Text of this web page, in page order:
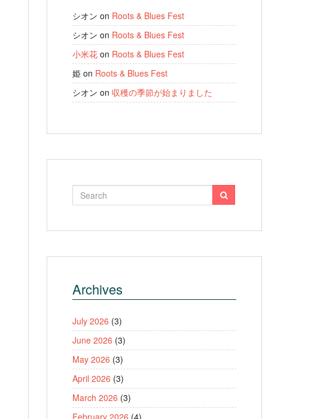
シオン on Roots & Blues Fest
シオン on Roots & Blues Fest
小米花 on Roots & Blues Fest
姫 on Roots & Blues Fest
シオン on 収穫の季節が始まりました
Archives
July 2026 (3)
June 2026 (3)
May 2026 (3)
April 2026 (3)
March 2026 (3)
February 2026 (4)